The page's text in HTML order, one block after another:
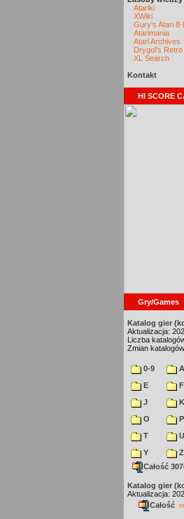
Atariki
XWiki
Gury's Atari
Atarimania
Atari Archives
Drygol's
XL Search
Kontakt
HI SCORE
Gry/Games
Katalog gier
Aktualizacja:
Liczba
Zmian
0-9 A
E
F
J
K
O
P
T
U
Y
Z
Całość
Katalog gier
Aktualizacja:
Całość